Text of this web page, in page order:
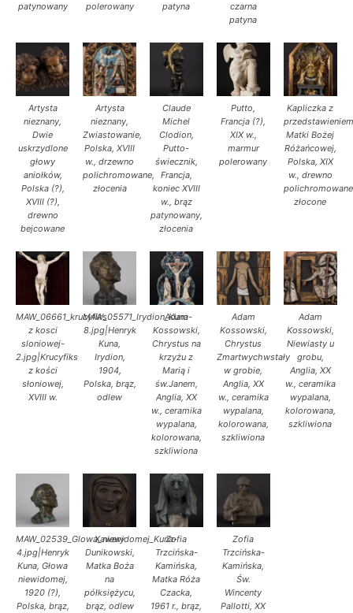
patynowany
polerowany
patyna
czarna
patyna
Artysta
nieznany,
Dwie
uskrzydlone
głowy
aniołków,
Polska (?),
XVIII (?),
drewno
bejcowane
Artysta
nieznany,
Zwiastowanie,
Polska, XVIII
w., drzewno
polichromowane,
złocenia
Claude
Michel
Clodion,
Putto-
świecznik,
Francja,
koniec XVIII
w., brąz
patynowany,
złocenia
Putto,
Francja (?),
XIX w.,
marmur
polerowany
Kapliczka z
przedstawieniem
Matki Bożej
Różańcowej,
Polska, XIX
w., drewno
złocone
MAW_06661_krucyfiks
z kosci
sloniowej-
2.jpg|Krucyfiks
z kości
słoniowej,
XVIII w.
MAW_05571_Irydion_Kuna-
8.jpg|Henryk
Kuna,
Irydion,
1904,
Polska, brąz,
odlew
Adam
Kossowski,
Chrystus na
krzyżu z
Marią i
św.Janem,
Anglia, XX
w., ceramika
wypalana,
kolorowana,
szkliwiona
Adam
Kossowski,
Chrystus
Zmartwychwstały
w grobie,
Anglia, XX
w., ceramika
wypalana,
kolorowana,
szkliwiona
Adam
Kossowski,
Niewiasty u
grobu,
Anglia, XX
w., ceramika
wypalana,
kolorowana,
szkliwiona
MAW_02539_Glowa_niewidomej_Kuna-
4.jpg|Henryk
Kuna, Głowa
niewidomej,
1920 (?),
Polska, brąz,
Xawery
Dunikowski,
Matka Boża
na
półksiężycu,
brąz, odlew
Zofia
Trzcińska-
Kamińska,
Matka Róża
Czacka,
1961 r., brąz,
Zofia
Trzcińska-
Kamińska,
Św.
Wincenty
Pallotti, XX